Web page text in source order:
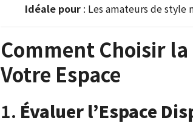
Idéale pour : Les amateurs de style
Comment Choisir
Votre Espace
1. Évaluer l’Espace